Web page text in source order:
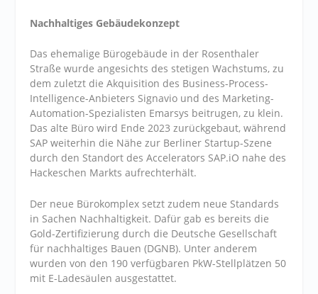
Nachhaltiges Gebäudekonzept
Das ehemalige Bürogebäude in der Rosenthaler
Straße wurde angesichts des stetigen Wachstums, zu
dem zuletzt die Akquisition des Business-Process-
Intelligence-Anbieters Signavio und des Marketing-
Automation-Spezialisten Emarsys beitrugen, zu klein.
Das alte Büro wird Ende 2023 zurückgebaut, während
SAP weiterhin die Nähe zur Berliner Startup-Szene
durch den Standort des Accelerators SAP.iO nahe des
Hackeschen Markts aufrechterhält.
Der neue Bürokomplex setzt zudem neue Standards
in Sachen Nachhaltigkeit. Dafür gab es bereits die
Gold-Zertifizierung durch die Deutsche Gesellschaft
für nachhaltiges Bauen (DGNB). Unter anderem
wurden von den 190 verfügbaren PkW-Stellplätzen 50
mit E-Ladesäulen ausgestattet.